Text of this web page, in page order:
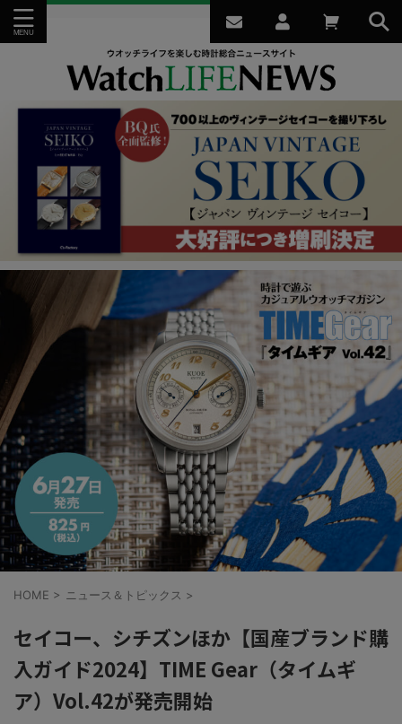
HOME > ニュース＆トピックス >
セイコー、シチズンほか【国産ブランド購
入ガイド2024】TIME Gear（タイムギ
ア）Vol.42が発売開始